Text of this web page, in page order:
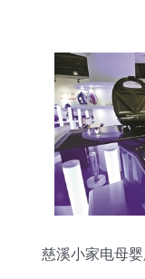
慈溪小家电母